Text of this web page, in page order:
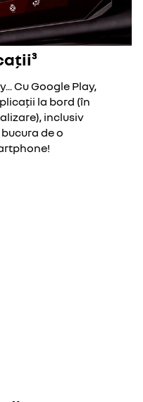
Cu Google Play,
la bord (în
inclusiv
de o